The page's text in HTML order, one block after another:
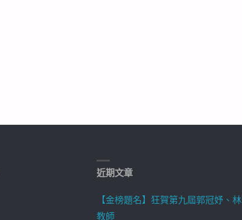
近期文章
【金榜題名】狂賀第九屆郭冠妤、
教師